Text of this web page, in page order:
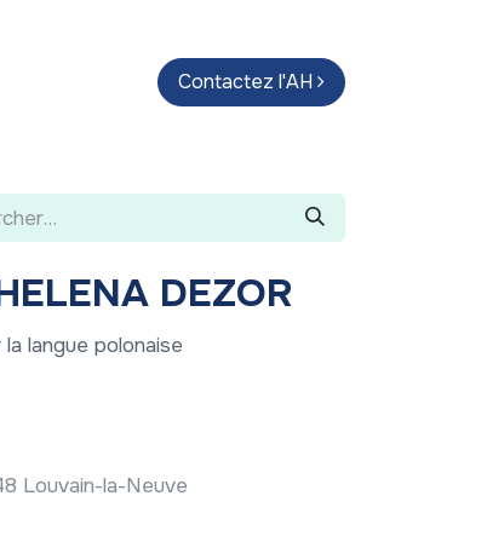
Parcours d'artistes Guide
Contactez l'AH
DEZOR
langue polonaise
Louvain-la-Neuve